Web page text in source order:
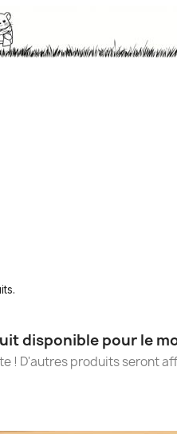
disponible pour le
! D'autres produits seront